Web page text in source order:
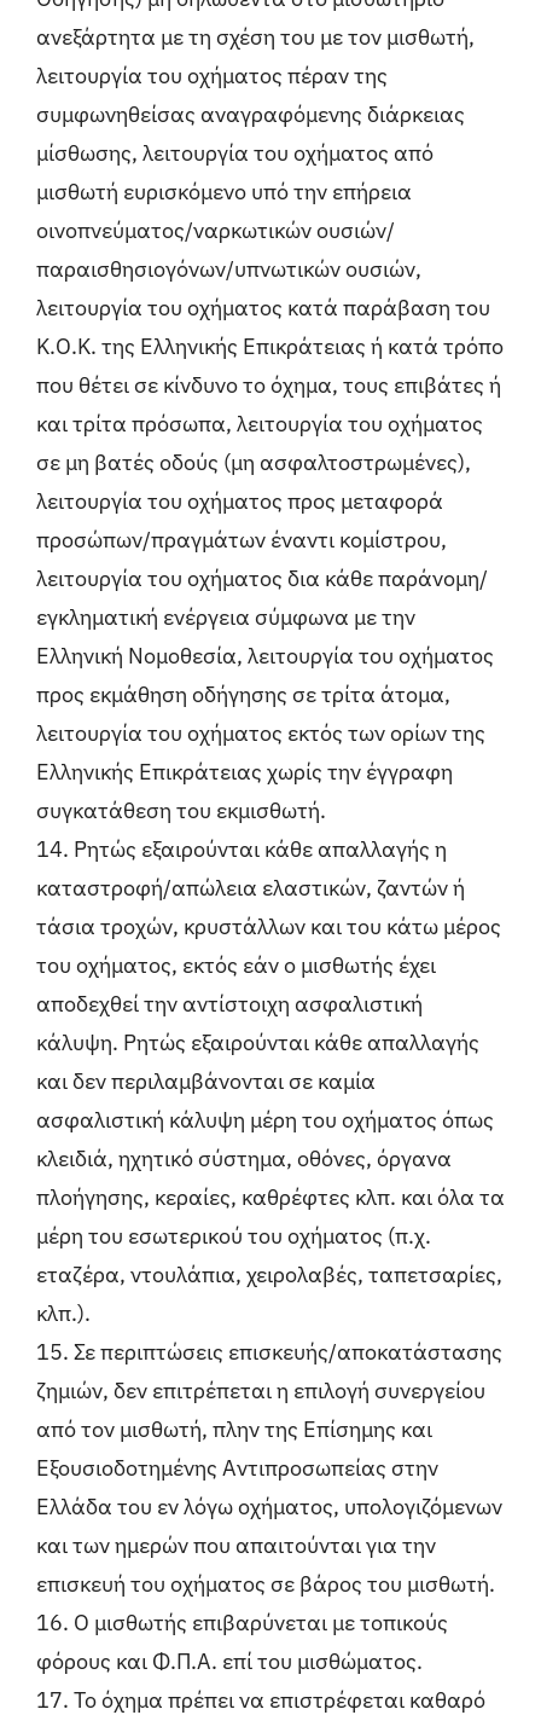
ανεξάρτητα με τη σχέση του με τον μισθωτή,
λειτουργία του οχήματος πέραν της
συμφωνηθείσας αναγραφόμενης διάρκειας
μίσθωσης, λειτουργία του οχήματος από
μισθωτή ευρισκόμενο υπό την επήρεια
οινοπνεύματος/ναρκωτικών ουσιών/
παραισθησιογόνων/υπνωτικών ουσιών,
λειτουργία του οχήματος κατά παράβαση του
Κ.Ο.Κ. της Ελληνικής Επικράτειας ή κατά τρόπο
που θέτει σε κίνδυνο το όχημα, τους επιβάτες ή
και τρίτα πρόσωπα, λειτουργία του οχήματος
σε μη βατές οδούς (μη ασφαλτοστρωμένες),
λειτουργία του οχήματος προς μεταφορά
προσώπων/πραγμάτων έναντι κομίστρου,
λειτουργία του οχήματος δια κάθε παράνομη/
εγκληματική ενέργεια σύμφωνα με την
Ελληνική Νομοθεσία, λειτουργία του οχήματος
προς εκμάθηση οδήγησης σε τρίτα άτομα,
λειτουργία του οχήματος εκτός των ορίων της
Ελληνικής Επικράτειας χωρίς την έγγραφη
συγκατάθεση του εκμισθωτή.
14. Ρητώς εξαιρούνται κάθε απαλλαγής η
καταστροφή/απώλεια ελαστικών, ζαντών ή
τάσια τροχών, κρυστάλλων και του κάτω μέρος
του οχήματος, εκτός εάν ο μισθωτής έχει
αποδεχθεί την αντίστοιχη ασφαλιστική
κάλυψη. Ρητώς εξαιρούνται κάθε απαλλαγής
και δεν περιλαμβάνονται σε καμία
ασφαλιστική κάλυψη μέρη του οχήματος όπως
κλειδιά, ηχητικό σύστημα, οθόνες, όργανα
πλοήγησης, κεραίες, καθρέφτες κλπ. και όλα τα
μέρη του εσωτερικού του οχήματος (π.χ.
εταζέρα, ντουλάπια, χειρολαβές, ταπετσαρίες,
κλπ.).
15. Σε περιπτώσεις επισκευής/αποκατάστασης
ζημιών, δεν επιτρέπεται η επιλογή συνεργείου
από τον μισθωτή, πλην της Επίσημης και
Εξουσιοδοτημένης Αντιπροσωπείας στην
Ελλάδα του εν λόγω οχήματος, υπολογιζόμενων
και των ημερών που απαιτούνται για την
επισκευή του οχήματος σε βάρος του μισθωτή.
16. Ο μισθωτής επιβαρύνεται με τοπικούς
φόρους και Φ.Π.Α. επί του μισθώματος.
17. Το όχημα πρέπει να επιστρέφεται καθαρό